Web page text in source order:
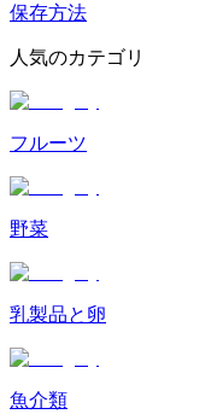
保存方法
人気のカテゴリ
フルーツ
野菜
乳製品と卵
魚介類